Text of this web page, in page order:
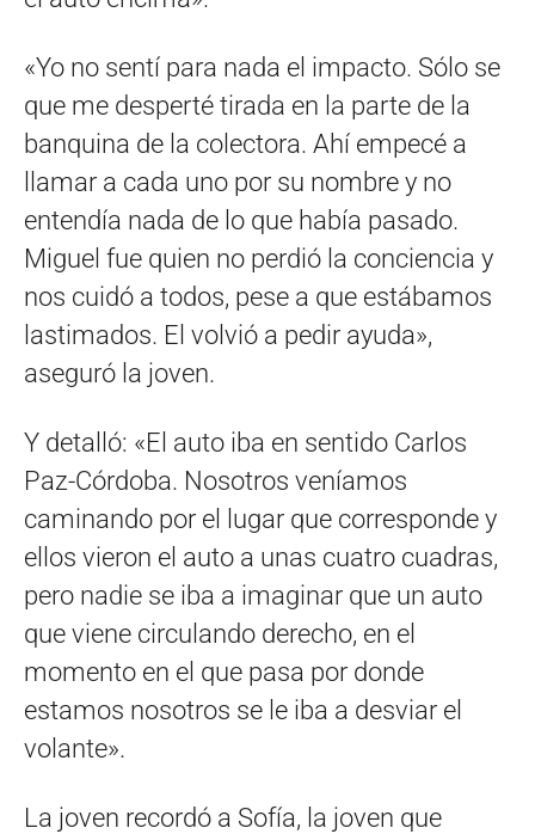
«Yo no sentí para nada el impacto. Sólo se
que me desperté tirada en la parte de la
banquina de la colectora. Ahí empecé a
llamar a cada uno por su nombre y no
entendía nada de lo que había pasado.
Miguel fue quien no perdió la conciencia y
nos cuidó a todos, pese a que estábamos
lastimados. El volvió a pedir ayuda»,
aseguró la joven.
Y detalló: «El auto iba en sentido Carlos
Paz-Córdoba. Nosotros veníamos
caminando por el lugar que corresponde y
ellos vieron el auto a unas cuatro cuadras,
pero nadie se iba a imaginar que un auto
que viene circulando derecho, en el
momento en el que pasa por donde
estamos nosotros se le iba a desviar el
volante».
La joven recordó a Sofía, la joven que